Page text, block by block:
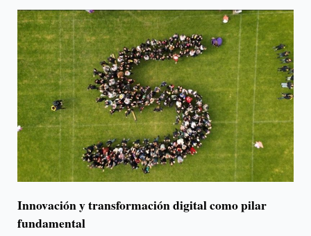
Innovación y transformación digital como pilar
fundamental